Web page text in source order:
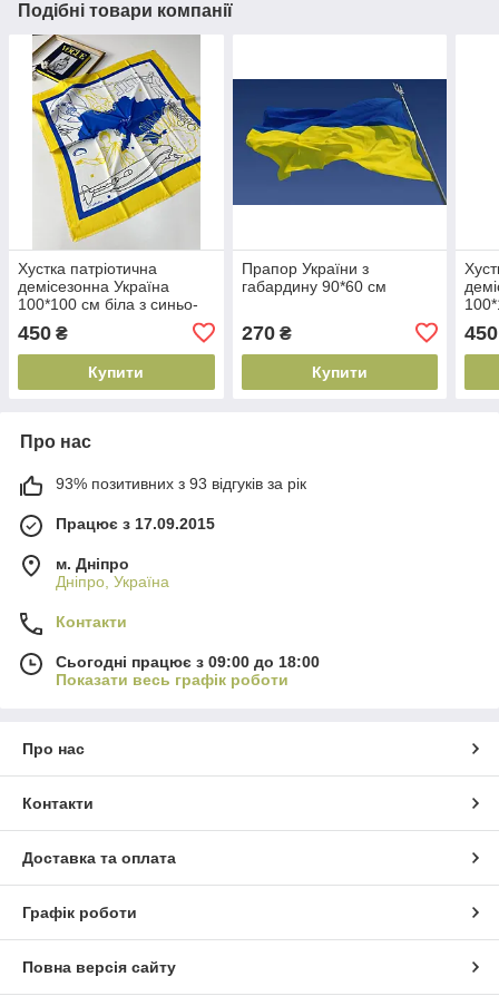
Подібні товари компанії
Хустка патріотична
демісезонна Україна
100*100 см біла з синьо-
450 ₴
Купити
Прапор України з
габардину 90*60 см
270₴
Купити
450
Про нас
93% позитивних з 93 відгуків за рік
Працює з 17.09.2015
м. Дніпро
Дніпро, Україна
Контакти
Сьогодні працює з 09:00 до 18:00
Показати весь графік роботи
Про нас
Контакти
Доставка та оплата
Графік роботи
Повна версія сайту